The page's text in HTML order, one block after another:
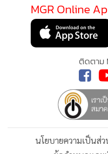
พร้อมจัดนิทรรศการถ่ายทอด
สืบสานรสนิยมความงาม แล
3 พระองค์ โดยเปิดให้เข้าชม
พระปกเกล้าเจ้าอยู่หัว
MGR Online
ติดตาม
นโยบายความเป็นส่ว
MGR Online ใช้คุก
MGR Online ใช้คุกกี้ เพื่อจั
ประสบการณ์คอนเทนต์ที่ดีที่
เงื่อนไขการใ
รั